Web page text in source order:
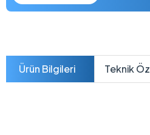
Ürün Bilgileri Teknik